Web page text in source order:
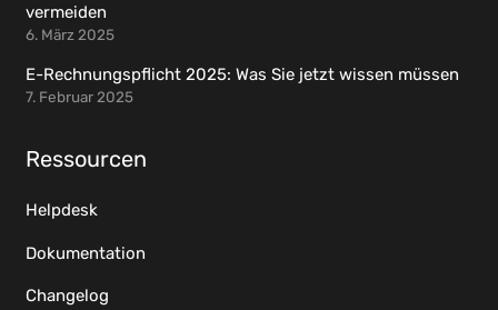
vermeiden
6. März 2025
E-Rechnungspflicht 2025: Was Sie jetzt wissen müssen
7. Februar 2025
Ressourcen
Helpdesk
Dokumentation
Changelog